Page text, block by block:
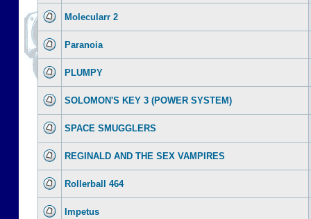
Molecularr 2
Paranoia
PLUMPY
SOLOMON'S KEY 3 (POWER SYSTEM)
SPACE SMUGGLERS
REGINALD AND THE SEX VAMPIRES
Rollerball 464
Impetus